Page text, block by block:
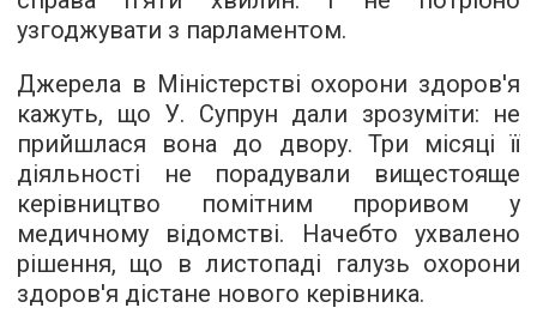
узгоджувати з парламентом.
Джерела в Міністерстві охорони здоров'я
кажуть, що У. Супрун дали зрозуміти: не
прийшлася вона до двору. Три місяці її
діяльності не порадували вищестояще
керівництво помітним проривом у
медичному відомстві. Начебто ухвалено
рішення, що в листопаді галузь охорони
здоров'я дістане нового керівника.